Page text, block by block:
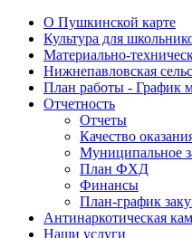
О Пушкинской карте
Культура для
Материально-
Нижнепавловская
План работы - График
Отчетность
Отчеты
Качество
Муниципальное
План ФХД
Финансы
План-график
Антинаркотическая
Наши услуги